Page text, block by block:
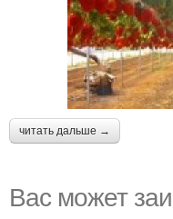
читать дальше →
Вас может